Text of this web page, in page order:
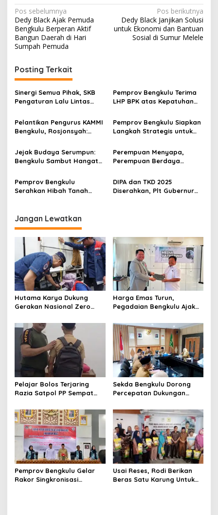
Navigasi
pos
Pos sebelumnya
Dedy Black Ajak Pemuda
Bengkulu Berperan Aktif
Bangun Daerah di Hari
Sumpah Pemuda
Pos berikutnya
Dedy Black Janjikan Solusi
untuk Ekonomi dan Bantuan
Sosial di Sumur Melele
Posting Terkait
Sinergi Semua Pihak, SKB
Pengaturan Lalu Lintas
Pemprov Bengkulu Terima
LHP BPK atas Kepatuhan
Pelantikan Pengurus KAMMI
Bengkulu, Rosjonsyah:
Masa Depan
Pemprov Bengkulu Siapkan
Langkah Strategis untuk
Gratis
Jejak Budaya Serumpun:
Bengkulu Sambut Hangat
Yatim
Perempuan Menyapa,
Perempuan Berdaya
2045
Pemprov Bengkulu
Serahkan Hibah Tanah
di Kepahiang
DIPA dan TKD 2025
Diserahkan, Plt Gubernur
Jangan Lewatkan
Hutama Karya Dukung
Gerakan Nasional Zero
Selamat Sampai Tujuan
(SETUJU)
Harga Emas Turun,
Pegadaian Bengkulu Ajak
Investasi
Pelajar Bolos Terjaring
Razia Satpol PP Sempat
Sekda Bengkulu Dorong
Percepatan Dukungan
Pembangunan TPST
Regional
Pemprov Bengkulu Gelar
Rakor Singkronisasi
Usai Reses, Rodi Berikan
Beras Satu Karung Untuk